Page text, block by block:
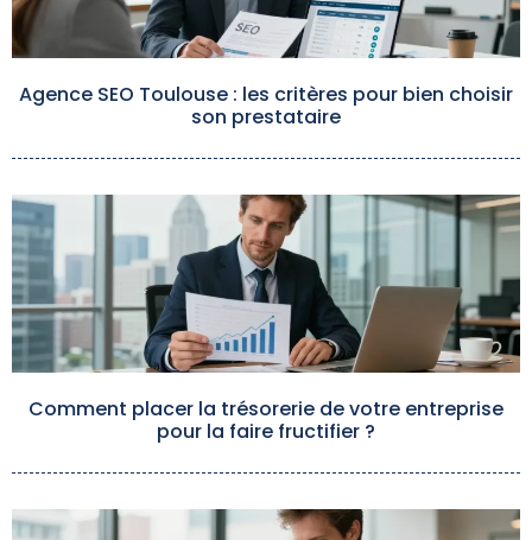
Agence SEO Toulouse : les critères pour bien choisir
son prestataire
Comment placer la trésorerie de votre entreprise
pour la faire fructifier ?